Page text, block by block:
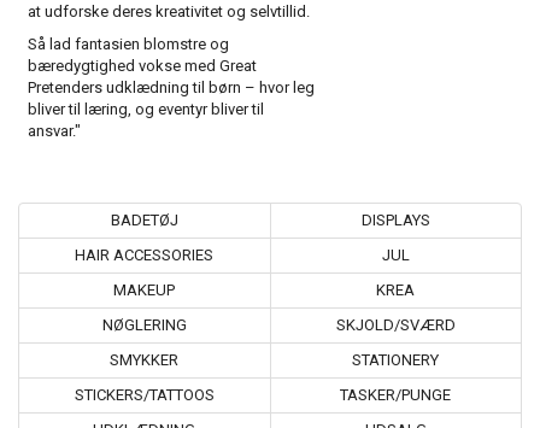
at udforske deres kreativitet og selvtillid.
Så lad fantasien blomstre og
bæredygtighed vokse med Great
Pretenders udklædning til børn – hvor leg
bliver til læring, og eventyr bliver til
ansvar."
BADETØJ
DISPLAYS
HAIR ACCESSORIES
JUL
MAKEUP
KREA
NØGLERING
SKJOLD/SVÆRD
SMYKKER
STATIONERY
STICKERS/TATTOOS
TASKER/PUNGE